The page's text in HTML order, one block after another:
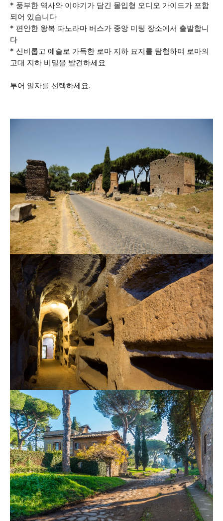
* 풍부한 역사와 이야기가 담긴 몰입형 오디오 가이드가 포함
되어 있습니다
* 편안한 왕복 파노라마 버스가 중앙 미팅 장소에서 출발합니
다
* 신비롭고 예술로 가득한 로마 지하 묘지를 탐험하며 로마의
고대 지하 비밀을 발견하세요
투어 일자를 선택하세요.